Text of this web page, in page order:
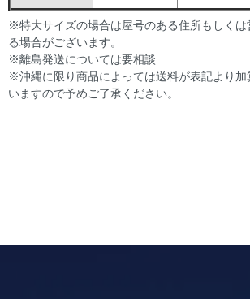
※特大サイズの場合は屋号のある住所もしくは
る場合がございます。
※離島発送については要相談
※沖縄に限り商品によっては送料が表記より
いますので予めご了承ください。